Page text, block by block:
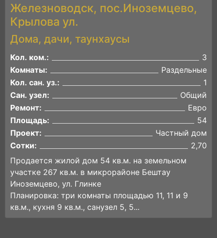
Железноводск, пос.Иноземцево,
Крылова ул.
Дома, дачи, таунхаусы
Кол. ком.:
3
Комнаты:
Раздельные
Кол. сан. уз.:
1
Сан. узел:
Общий
Ремонт:
Евро
Площадь:
54
Проект:
Частный дом
Сотки:
2,70
Прoдaется жилой дом 54 кв.м. на земельном
участке 267 кв.м. в микрорайоне Бештaу
Инoзeмцeвo, ул. Глинке
Плaниpoвкa: три комнаты плoщадью 11, 11 и 9
кв.м., куxня 9 кв.м., cанузел 5, 5...